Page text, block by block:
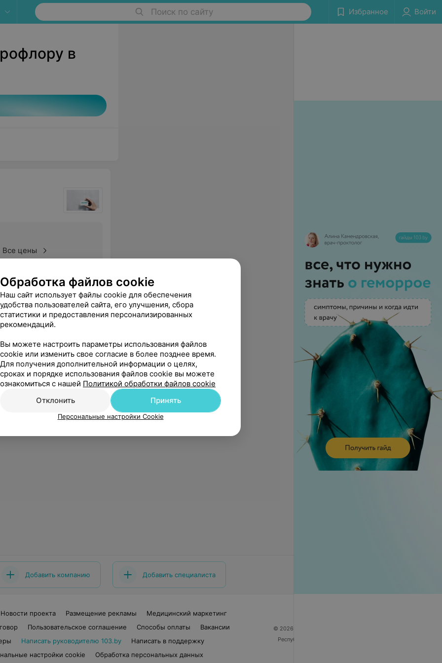
Поиск по сайту Избранное Войти
в
Все цены
не заметил как все прошло. Рекомендуем!! Еще
Добавить компанию Добавить специалиста
Новости проекта Размещение рекламы
Медицинский маркетинг
Пользовательское соглашение Способы оплаты
Вакансии
Написать руководителю 103.by
Написать в поддержку
настройки cookie
Обработка персональных данных
© 2026 ООО «Артокс Лаб», УНП 191700409
Республика Беларусь, г. Минск, улица Толбухина, 2,
Обработка файлов cookie
Наш сайт использует файлы cookie для обеспечения
удобства пользователей сайта, его улучшения, сбора
статистики и предоставления персонализированных
рекомендаций.
Вы можете настроить параметры использования файлов
cookie или изменить свое согласие в более позднее время.
Для получения дополнительной информации о целях,
сроках и порядке использования файлов cookie вы можете
ознакомиться с нашей Политикой обработки файлов cookie
Отклонить
Принять
Персональные настройки Cookie